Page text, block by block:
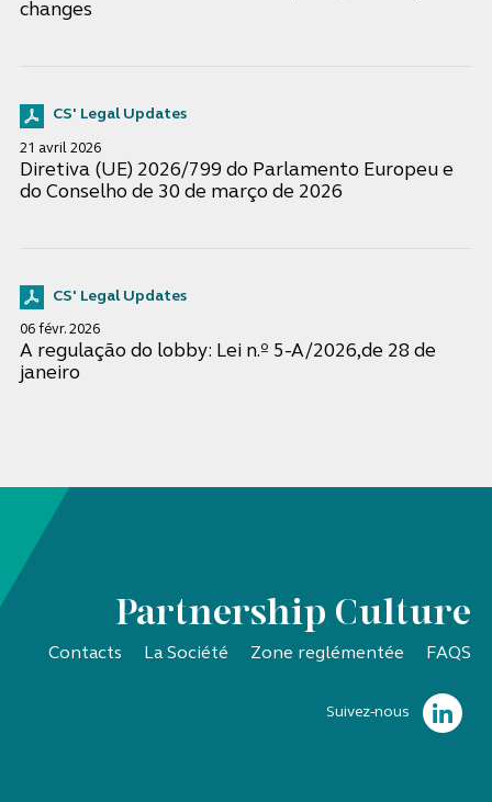
changes
CS' Legal Updates
21 avril 2026
Diretiva (UE) 2026/799 do Parlamento Europeu e
do Conselho de 30 de março de 2026
CS' Legal Updates
06 févr. 2026
A regulação do lobby: Lei n.º 5-A/2026,de 28 de
janeiro
Partnership Culture
Contacts La Société Zone reglémentée FAQS
Suivez-nous